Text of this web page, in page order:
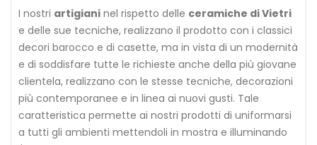
I nostri artigiani nel rispetto delle ceramiche di Vietri
e delle sue tecniche, realizzano il prodotto con i classici
decori barocco e di casette, ma in vista di un modernità
e di soddisfare tutte le richieste anche della più giovane
clientela, realizzano con le stesse tecniche, decorazioni
più contemporanee e in linea ai nuovi gusti. Tale
caratteristica permette ai nostri prodotti di uniformarsi
a tutti gli ambienti mettendoli in mostra e illuminando